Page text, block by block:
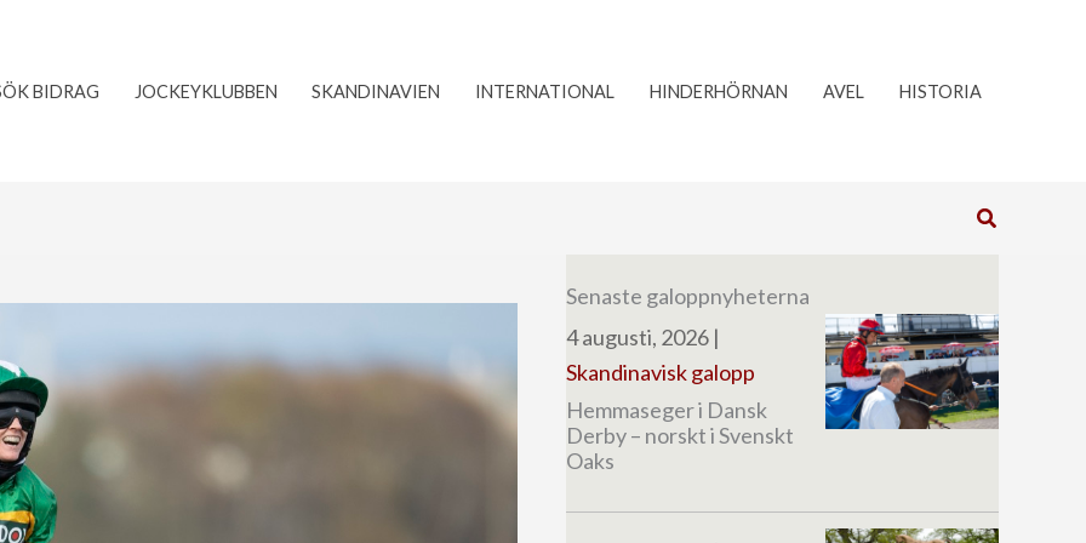
BIDRAG JOCKEYKLUBBEN SKANDINAVIEN INTERNATIONAL HINDERHÖRNAN AVEL HISTORIA
Sök
Senaste galoppnyheterna
4 augusti, 2026 |
Skandinavisk galopp
Hemmaseger i Dansk
Derby – norskt i Svenskt
Oaks